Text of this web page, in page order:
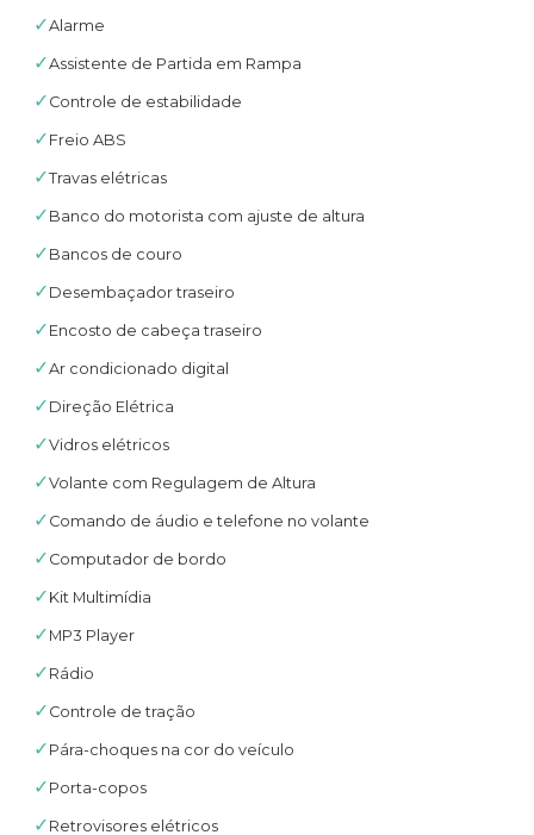
✓Alarme
✓Assistente de Partida em Rampa
✓ Controle de estabilidade
✓ Freio ABS
✓Travas elétricas
✓ Banco do motorista com ajuste de altura
✓ Bancos de couro
✓ Desembaçador traseiro
✓ Encosto de cabeça traseiro
✓Ar condicionado digital
✓ Direção Elétrica
✓Vidros elétricos
✓Volante com Regulagem de Altura
✓ Comando de áudio e telefone no volante
✓ Computador de bordo
✓ Kit Multimídia
✓ MP3 Player
✓ Rádio
✓ Controle de tração
✓ Pára-choques na cor do veículo
✓ Porta-copos
✓ Retrovisores elétricos